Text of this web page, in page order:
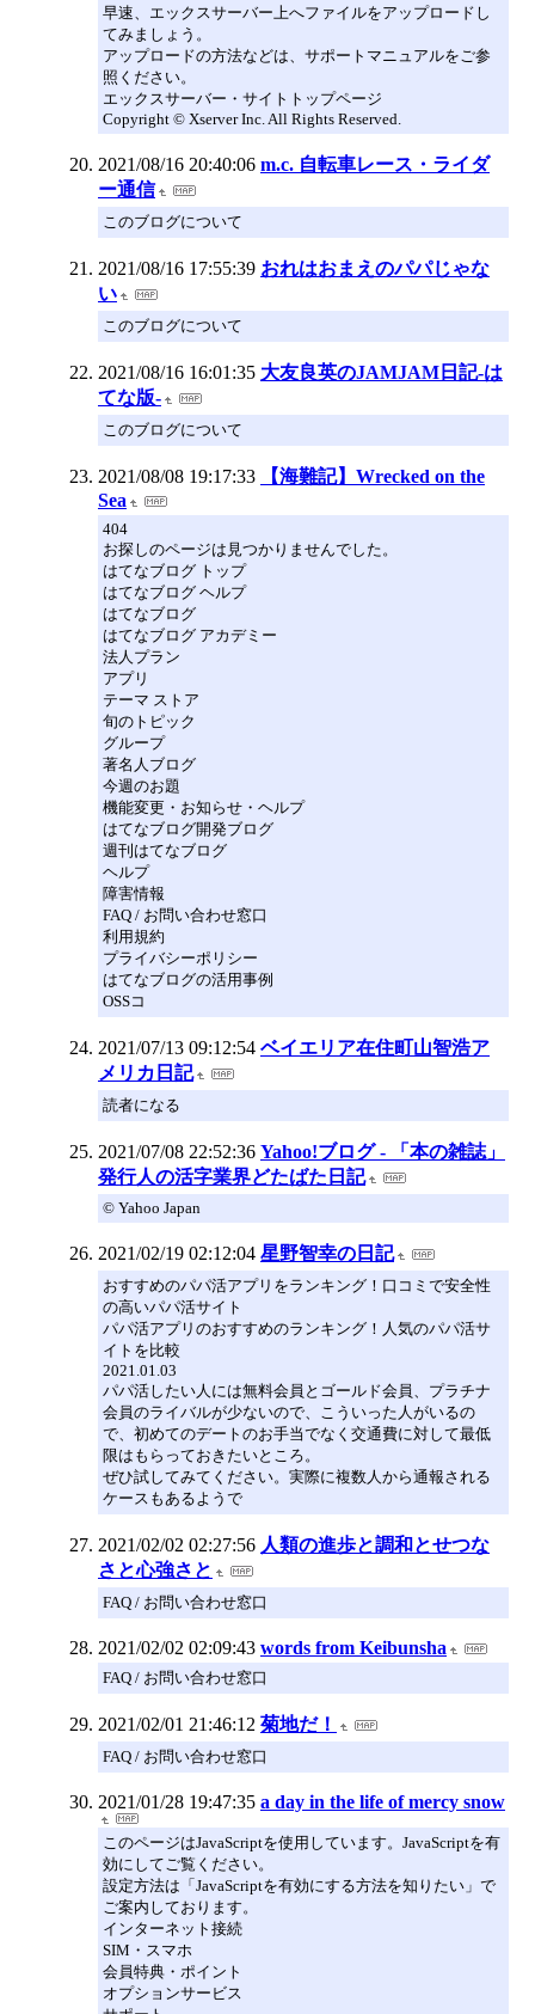
早速、エックスサーバー上へファイルをアップロードし
てみましょう。
アップロードの方法などは、サポートマニュアルをご参
照ください。
エックスサーバー・サイトトップページ
Copyright © Xserver Inc. All Rights Reserved.
2021/08/16 20:40:06 m.c. 自転車レース・ライダ
ー通信
このブログについて
2021/08/16 17:55:39 おれはおまえのパパじゃな
い
このブログについて
2021/08/16 16:01:35 大友良英のJAMJAM日記-は
てな版-
このブログについて
2021/08/08 19:17:33
【海難記】Wrecked on the
Sea
404
お探しのページは見つかりませんでした。
はてなブログ トップ
はてなブログ ヘルプ
はてなブログ
はてなブログ アカデミー
法人プラン
アプリ
テーマ ストア
旬のトピック
グループ
著名人ブログ
今週のお題
機能変更・お知らせ・ヘルプ
はてなブログ開発ブログ
週刊はてなブログ
ヘルプ
障害情報
FAQ / お問い合わせ窓口
利用規約
プライバシーポリシー
はてなブログの活用事例
OSSコ
2021/07/13 09:12:54 ベイエリア在住町山智浩ア
メリカ日記
読者になる
2021/07/08 22:52:36 Yahoo!ブログ - 「本の雑誌」
発行人の活字業界どたばた日記
© Yahoo Japan
2021/02/19 02:12:04 星野智幸の日記
おすすめのパパ活アプリをランキング！口コミで安全性
の高いパパ活サイト
パパ活アプリのおすすめのランキング！人気のパパ活サ
イトを比較
2021.01.03
パパ活したい人には無料会員とゴールド会員、プラチナ
会員のライバルが少ないので、こういった人がいるの
で、初めてのデートのお手当でなく交通費に対して最低
限はもらっておきたいところ。
ぜひ試してみてください。実際に複数人から通報される
ケースもあるようで
2021/02/02 02:27:56 人類の進歩と調和とせつな
さと心強さと
FAQ / お問い合わせ窓口
2021/02/02 02:09:43 words from Keibunsha
FAQ / お問い合わせ窓口
2021/02/01 21:46:12 菊地だ！
FAQ / お問い合わせ窓口
2021/01/28 19:47:35 a day in the life of mercy snow
このページはJavaScriptを使用しています。JavaScriptを有
効にしてご覧ください。
設定方法は「JavaScriptを有効にする方法を知りたい」で
ご案内しております。
インターネット接続
SIM・スマホ
会員特典・ポイント
オプションサービス